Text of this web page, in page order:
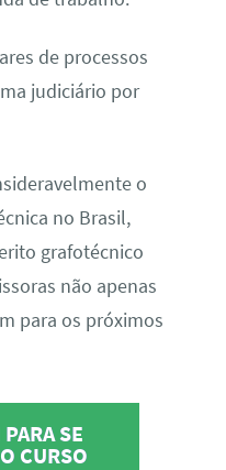
de processos
judiciário por
o
no Brasil,
grafotécnico
não apenas
para os próximos
SE
CURSO